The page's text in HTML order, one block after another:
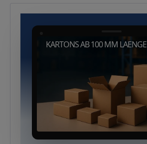
KARTONS AB 100 MM LAENGE